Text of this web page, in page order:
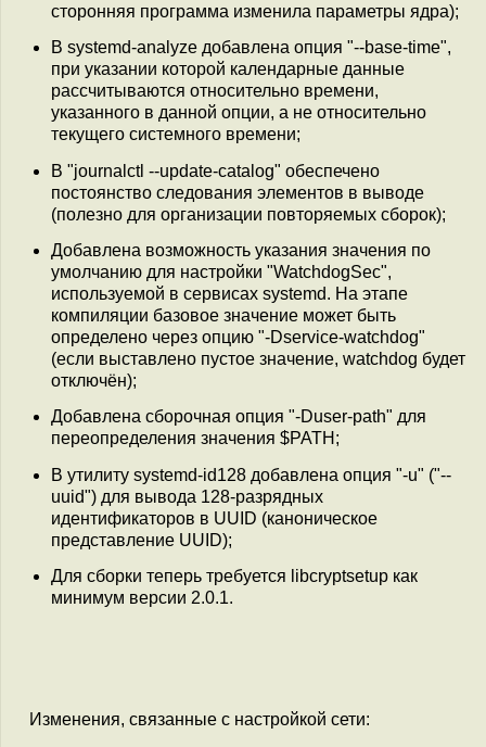
сторонняя программа изменила параметры ядра);
В systemd-analyze добавлена опция "--base-time",
при указании которой календарные данные
рассчитываются относительно времени,
указанного в данной опции, а не относительно
текущего системного времени;
В "journalctl --update-catalog" обеспечено
постоянство следования элементов в выводе
(полезно для организации повторяемых сборок);
Добавлена возможность указания значения по
умолчанию для настройки "WatchdogSec",
используемой в сервисах systemd. На этапе
компиляции базовое значение может быть
определено через опцию "-Dservice-watchdog"
(если выставлено пустое значение, watchdog будет
отключён);
Добавлена сборочная опция "-Duser-path" для
переопределения значения $PATH;
В утилиту systemd-id128 добавлена опция "-u" ("--
uuid") для вывода 128-разрядных
идентификаторов в UUID (каноническое
представление UUID);
Для сборки теперь требуется libcryptsetup как
минимум версии 2.0.1.
Изменения, связанные с настройкой сети: